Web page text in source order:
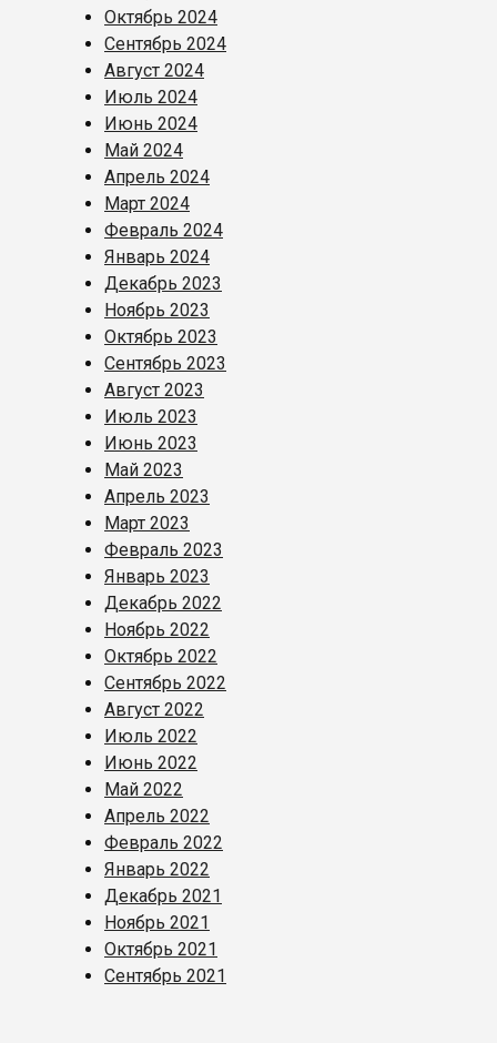
Октябрь 2024
Сентябрь 2024
Август 2024
Июль 2024
Июнь 2024
Май 2024
Апрель 2024
Март 2024
Февраль 2024
Январь 2024
Декабрь 2023
Ноябрь 2023
Октябрь 2023
Сентябрь 2023
Август 2023
Июль 2023
Июнь 2023
Май 2023
Апрель 2023
Март 2023
Февраль 2023
Январь 2023
Декабрь 2022
Ноябрь 2022
Октябрь 2022
Сентябрь 2022
Август 2022
Июль 2022
Июнь 2022
Май 2022
Апрель 2022
Февраль 2022
Январь 2022
Декабрь 2021
Ноябрь 2021
Октябрь 2021
Сентябрь 2021